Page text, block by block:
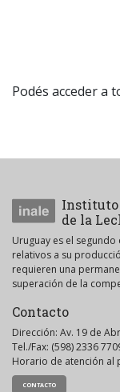
Podés acceder a
Instituto
de la
Uruguay es el
relativos a su
requieren una
superación de la
Contacto
Dirección: Av. 19 de
Tel./Fax: (598) 2336
Horario de atención al
CONTACTO